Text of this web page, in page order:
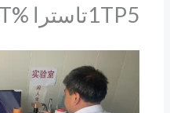
1TP5تاسترا %P5T